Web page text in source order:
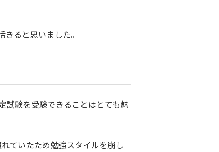
ると思いました。
試験を受験できることはとても魅
ていたため勉強スタイルを崩し